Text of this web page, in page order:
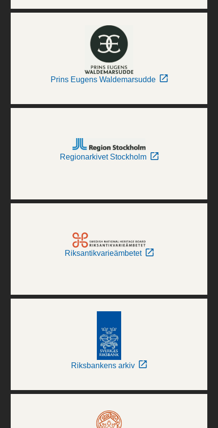
Prins Eugens Waldemarsudde
Regionarkivet Stockholm
Riksantikvarieämbetet
Riksbankens arkiv